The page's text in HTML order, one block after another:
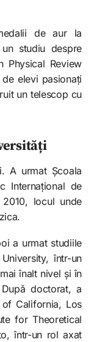
de aur la
studiu despre
Physical Review
elevi pasionați
un telescop cu
A urmat Școala
Internațional de
locul unde
a urmat studiile
într-un
înalt nivel și în
doctorat, a
California, Los
for Theoretical
într-un rol axat